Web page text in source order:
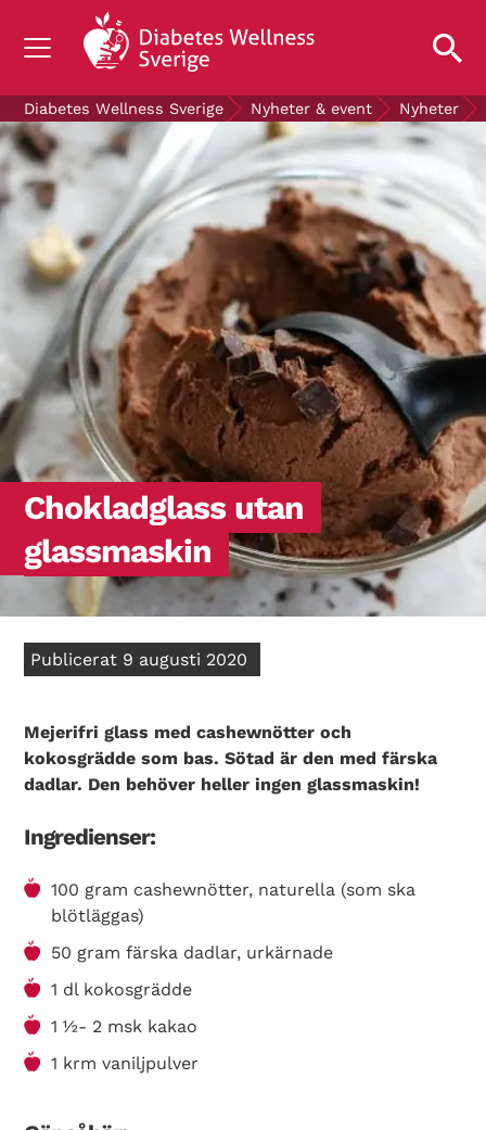
OM DIABETES
STÖD OSS
FORSKNING
NYHETER & EVENT
OM OSS
GRATIS DIABETESPRODUKTER
Blodsockerkollen
Diabetes Wellness Sverige Nyheter & event Nyheter
Chokladglass utan
glassmaskin
Publicerat 9 augusti 2020
Mejerifri glass med cashewnötter och
kokosgrädde som bas. Sötad är den med färska
dadlar. Den behöver heller ingen glassmaskin!
Ingredienser:
100 gram cashewnötter, naturella (som ska
blötläggas)
50 gram färska dadlar, urkärnade
1 dl kokosgrädde
1 ½- 2 msk kakao
1 krm vaniljpulver